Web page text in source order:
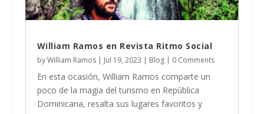
William Ramos en Revista Ritmo Social
byWilliam Ramos| Jul 19, 2023 | Blog| 0 Comments
En esta ocasión, William Ramos comparte un
poco de la magia del turismo en República
Dominicana, resalta sus lugares favoritos y